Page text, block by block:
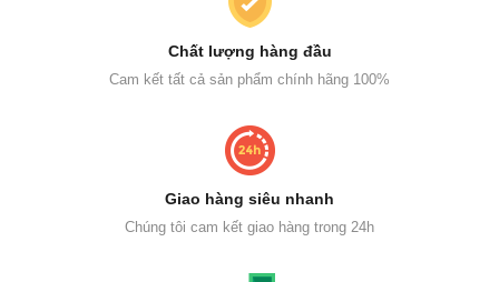
Chất lượng hàng đầu
Cam kết tất cả sản phẩm chính hãng 100%
Giao hàng siêu nhanh
Chúng tôi cam kết giao hàng trong 24h